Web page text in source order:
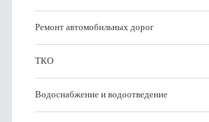
Ремонт автомобильных дорог
ТКО
Водоснабжение и водоотведение